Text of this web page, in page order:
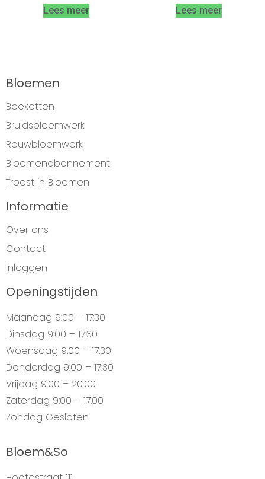
Lees meer Lees meer
Bloemen
Boeketten
Bruidsbloemwerk
Rouwbloemwerk
Bloemenabonnement
Troost in Bloemen
Informatie
Over ons
Contact
Inloggen
Openingstijden
Maandag 9:00 – 17:30
Dinsdag 9:00 – 17:30
Woensdag 9:00 – 17:30
Donderdag 9:00 – 17:30
Vrijdag 9:00 – 20:00
Zaterdag 9:00 – 17.00
Zondag Gesloten
Bloem&So